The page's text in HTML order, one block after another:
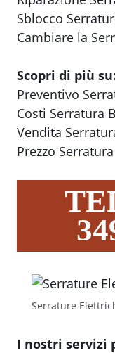
Sblocco
Cambiare la
Scopri di più su:
Preventivo
Costi Serratura
Vendita
Prezzo
Serrature
I nostri servizi